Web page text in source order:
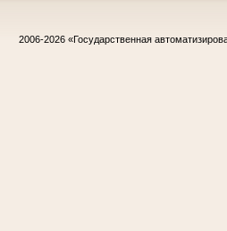
2006-2026 «Государственная